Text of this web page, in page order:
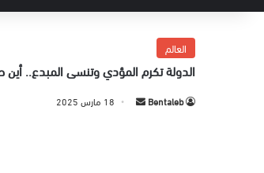
العالم
الدولة تكرم المؤدي وتنسى المبدع..
Bentaleb 18 مارس 2025